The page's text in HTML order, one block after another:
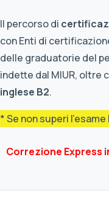
Il percorso di
con Enti di
delle graduatorie del
indette dal MIUR, oltre
inglese B2.
* Se non superi
Correzione Express